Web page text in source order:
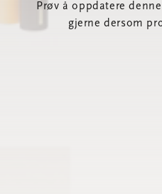
Prøv å oppdatere
gjerne dersom